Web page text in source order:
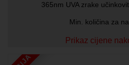
365nm UVA zrake
Min. količina za
Prikaz cijene